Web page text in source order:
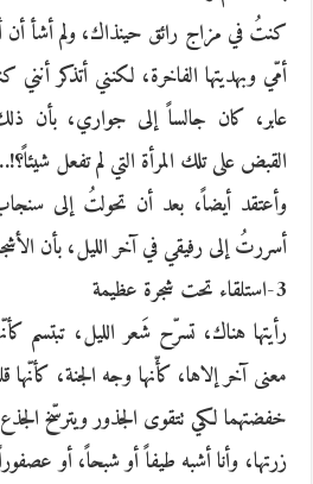
كنتُ في مزاج رائق حينذاك، ولم أشأ أن
أمّي وبهديتها الفاخرة، لكنني أتذكر
عابر، كان جالساً إلى جواري، بأن
القبض على تلك المرأة التي لم تفعل
وأعتقد أيضاً، بعد أن تحولتُ إلى
أسررتُ إلى رفيقي في آخر الليل، بأن
3-استلقاء تحت شجرة عظيمة
رأيتها هناك، تسرّح شَعر الليل، تبتسم
معنى آخر إلاها، كأّنها وجه الجنة، كأنّها
خفضتهما لكي تتقوى الجذور ويترسّخ
زرتها، وأنا أشبه طيفاً أو شبحاً، أو